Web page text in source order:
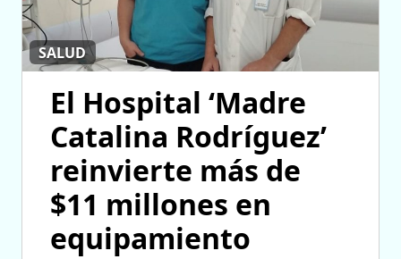
SALUD
El Hospital ‘Madre
Catalina Rodríguez’
reinvierte más de
$11 millones en
equipamiento